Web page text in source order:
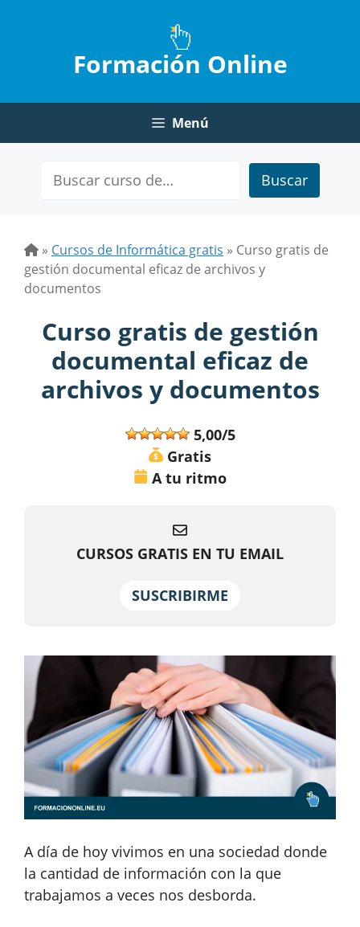
Formación Online
Menú
Buscar
» Cursos de Informática gratis » Curso gratis de
gestión documental eficaz de archivos y
documentos
Curso gratis de gestión
documental eficaz de
archivos y documentos
5,00/5
Gratis
A tu ritmo
CURSOS GRATIS EN TU EMAIL
SUSCRIBIRME
A día de hoy vivimos en una sociedad donde
la cantidad de información con la que
trabajamos a veces nos desborda.